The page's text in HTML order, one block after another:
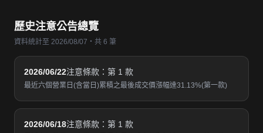
歷史注意公告總覽
資料統計至 2026/08/07・共 6 筆
2026/06/22注意條款：第 1 款
最近六個營業日(含當日)累積之最後成交價漲幅達31.13%(第一款)
2026/06/18注意條款：第 1 款